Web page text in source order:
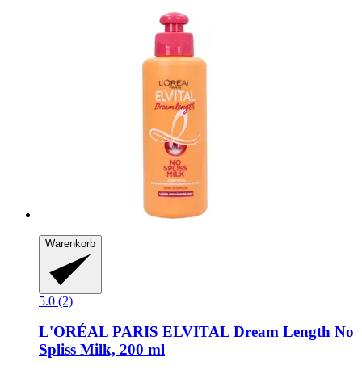
Warenkorb
5.0 (2)
L'ORÉAL PARIS ELVITAL Dream Length No
Spliss Milk, 200 ml